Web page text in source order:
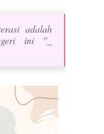
adalah
ini "_